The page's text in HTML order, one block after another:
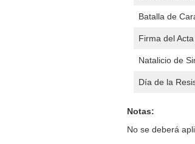
Batalla de
Firma del
Natalicio de
Día de la
Notas:
No se deberá